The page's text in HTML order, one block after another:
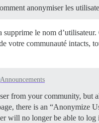
anonymiser les
supprime le nom
votre communauté intacts,
Announcements
from your community, but
there is an “Anonymize
will no longer be able to